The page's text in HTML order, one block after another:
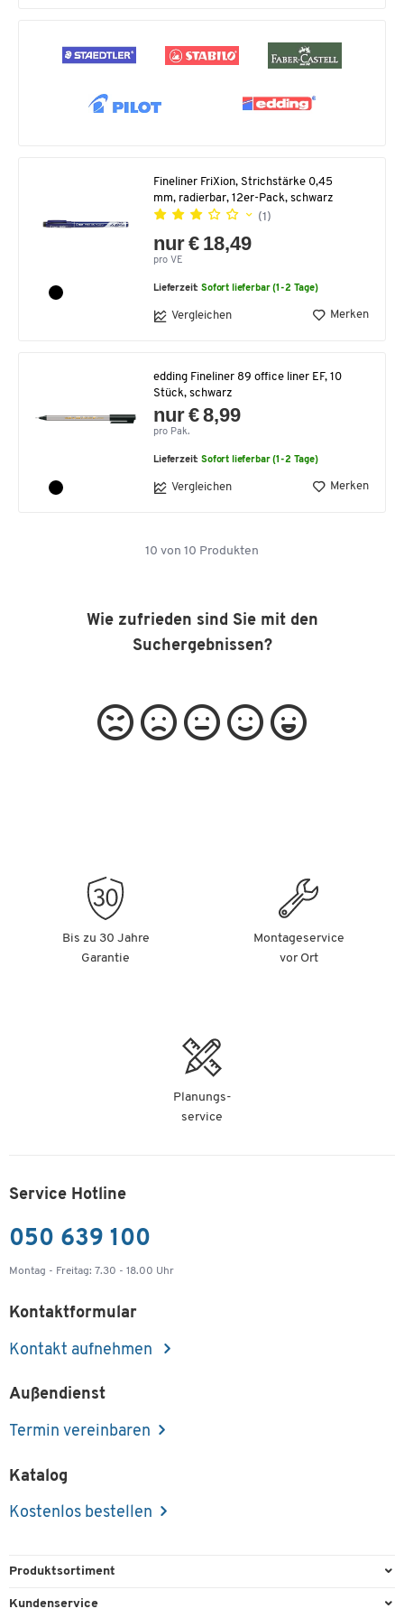
Fineliner FriXion, Strichstärke 0,45
mm, radierbar, 12er-Pack, schwarz
(1)
nur € 18,49
pro VE
Lieferzeit:Sofort lieferbar (1-2 Tage)
Vergleichen Merken
edding Fineliner 89 office liner EF, 10
Stück, schwarz
nur € 8,99
pro Pak.
Lieferzeit:Sofort lieferbar (1-2 Tage)
Vergleichen Merken
10 von 10 Produkten
Wie zufrieden sind Sie mit den
Suchergebnissen?
Bis zu 30 Jahre
Garantie
Montageservice
vor Ort
Planungs-
service
Service Hotline
050 639 100
Montag - Freitag: 7.30 - 18.00 Uhr
Kontaktformular
Kontakt aufnehmen
Außendienst
Termin vereinbaren
Katalog
Kostenlos bestellen
Produktsortiment
Büroausstattung
Kundenservice